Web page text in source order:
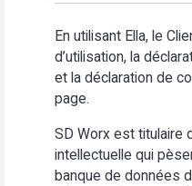
En utilisant Ella, le
d’utilisation, la
et la déclaration de
page.
SD Worx est titulaire
intellectuelle qui
banque de données